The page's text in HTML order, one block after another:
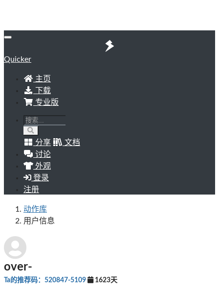
Quicker
主页
下载
专业版
分享
文档
讨论
外观
登录
注册
动作库
用户信息
over-
Ta的推荐码：520847-5109 1623天